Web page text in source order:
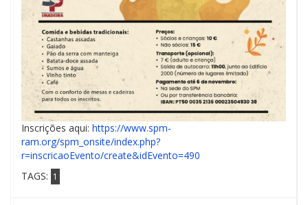
Inscrições aqui: https://www.spm-
ram.org/spm_onsite/index.php?
r=inscricaoEvento/create&idEvento=490
TAGS: 1